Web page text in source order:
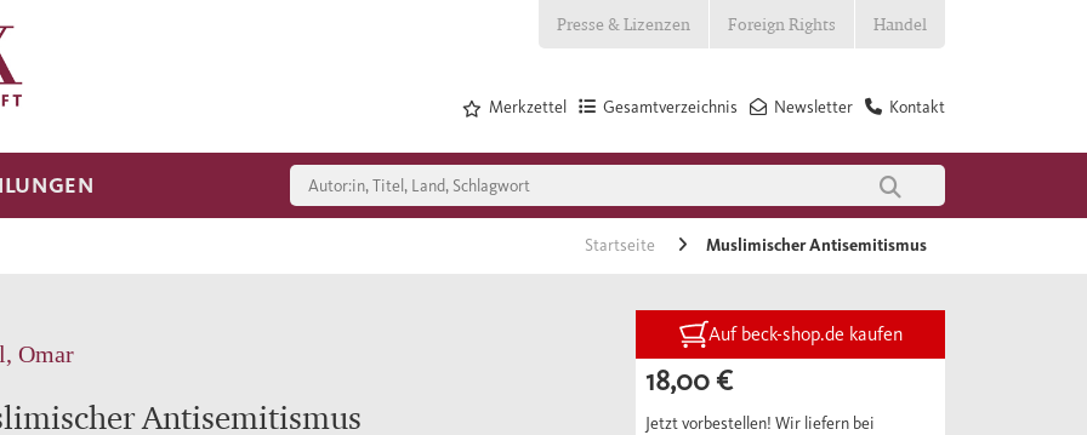
Presse & Lizenzen Foreign Rights Handel
Kontakt
Newsletter
Gesamtverzeichnis
Merkzettel
Startseite Muslimischer Antisemitismus
Omar
Antisemitismus
Auf beck-shop.de kaufen
18,00 €
Jetzt vorbestellen! Wir liefern bei